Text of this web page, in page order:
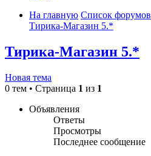
На главную Список форумов
Тирика-Магазин 5.*
Тирика-Магазин 5.*
Новая тема
0 тем • Страница 1 из 1
Объявления
Ответы
Просмотры
Последнее сообщение